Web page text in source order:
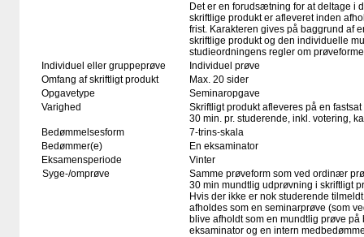
Det er en forudsætning for at deltage i
skriftlige produkt er afleveret inden
frist. Karakteren gives på baggrund af
skriftlige produkt og den individuelle
studieordningens regler om
Individuel eller gruppeprøve
Individuel prøve
Omfang af skriftligt produkt
Max. 20 sider
Opgavetype
Seminaropgave
Varighed
Skriftligt produkt afleveres på en
30 min. pr. studerende, inkl. votering,
Bedømmelsesform
7-trins-skala
Bedømmer(e)
En eksaminator
Eksamensperiode
Vinter
Syge-/omprøve
Samme prøveform som ved ordinær
30 min mundtlig udprøvning i skriftligt
Hvis der ikke er nok studerende
afholdes som en seminarprøve (som
blive afholdt som en mundtlig prøve
eksaminator og en intern